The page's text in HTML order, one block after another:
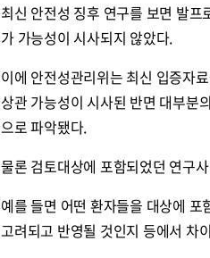
최신 안전성 징후 연구를 보면 발
가 가능성이 시사되지 않았다.
이에 안전성관리위는 최신 입증자
상관 가능성이 시사된 반면 대부분
으로 파악됐다.
물론 검토대상에 포함되었던 연구
예를 들면 어떤 환자들을 대상에
고려되고 반영될 것인지 등에서 차